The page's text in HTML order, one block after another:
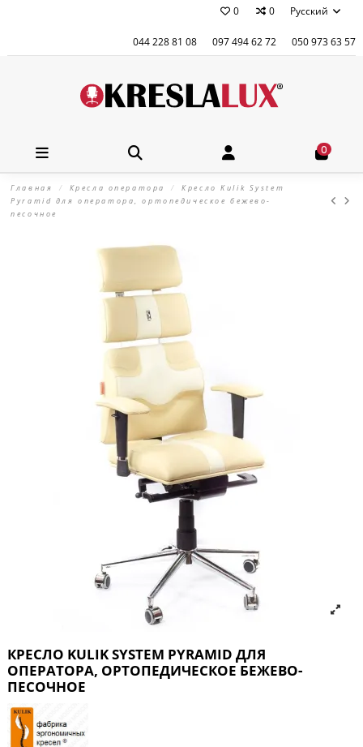
0 0 Русский
044 228 81 08 097 494 62 72 050 973 63 57
0
Главная Кресла оператора
Кресло Kulik System
Pyramid для оператора, ортопедическое бежево-
песочное
КРЕСЛО KULIK SYSTEM PYRAMID ДЛЯ
ОПЕРАТОРА, ОРТОПЕДИЧЕСКОЕ БЕЖЕВО-
ПЕСОЧНОЕ